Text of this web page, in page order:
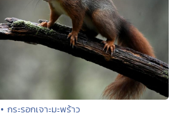
• กระรอกเจาะมะพร้าว